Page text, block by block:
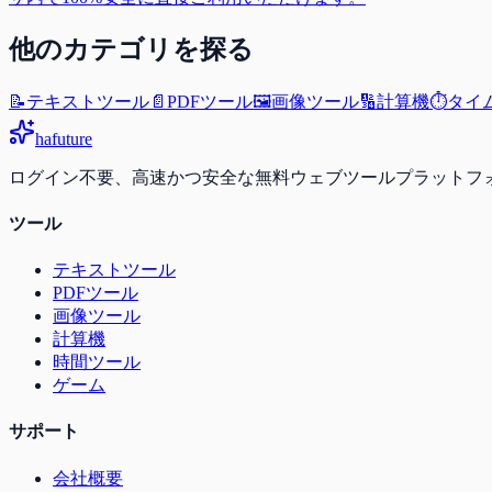
他のカテゴリを探る
📝テキストツール 📄 PDFツール🖼️画像ツール🔢計算機⏱️タイ
hafuture
ログイン不要、高速かつ安全な無料ウェブツールプラットフ
ツール
テキストツール
PDFツール
画像ツール
計算機
時間ツール
ゲーム
サポート
会社概要